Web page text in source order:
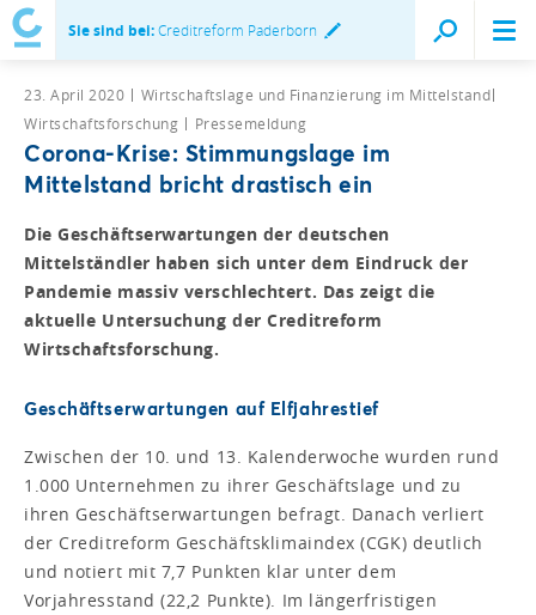
Sie sind bei:Creditreform Paderborn
23. April 2020
Wirtschaftslage und Finanzierung im Mittelstand
Wirtschaftsforschung
Pressemeldung
Corona-Krise: Stimmungslage im
Mittelstand bricht drastisch ein
Die Geschäftserwartungen der deutschen
Mittelständler haben sich unter dem Eindruck der
Pandemie massiv verschlechtert. Das zeigt die
aktuelle Untersuchung der Creditreform
Wirtschaftsforschung.
Geschäftserwartungen auf Elfjahrestief
Zwischen der 10. und 13. Kalenderwoche wurden rund
1.000 Unternehmen zu ihrer Geschäftslage und zu
ihren Geschäftserwartungen befragt. Danach verliert
der Creditreform Geschäftsklimaindex (CGK) deutlich
und notiert mit 7,7 Punkten klar unter dem
Vorjahresstand (22,2 Punkte). Im längerfristigen